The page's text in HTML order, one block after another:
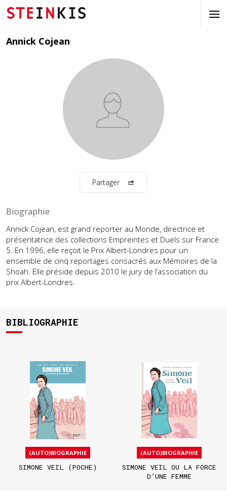
Annick Cojean
Partager
Biographie
Annick Cojean, est grand reporter au Monde, directrice et
présentatrice des collections Empreintes et Duels sur France
5. En 1996, elle reçoit le Prix Albert-Londres pour un
ensemble de cinq reportages consacrés aux Mémoires de la
Shoah. Elle préside depuis 2010 le jury de l’association du
prix Albert-Londres.
BIBLIOGRAPHIE
(AUTO)BIOGRAPHIE
SIMONE VEIL (POCHE)
(AUTO)BIOGRAPHIE
SIMONE VEIL OU LA FORCE
D’UNE FEMME